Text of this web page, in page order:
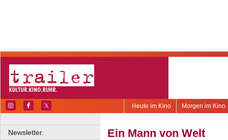
Morgen im Kino
Heute im Kino
Newsletter.
Ein Mann von Welt